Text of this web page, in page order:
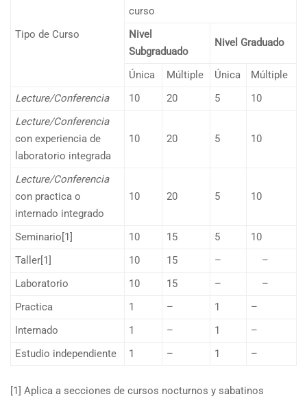
Tipo de Curso
curso
Nivel
Subgraduado
Nivel Graduado
Única Múltiple Única
Múltiple
Lecture/Conferencia
10 20 5
10
Lecture/Conferencia
con experiencia de
laboratorio integrada
10 20 5 10
Lecture/Conferencia
con practica o
internado integrado
10 20 5 10
Seminario[1] 10 15 5
10
Taller[1]
10 15 –
–
Laboratorio
10 15 –
–
Practica
1 – 1
–
Internado
1 – 1
–
Estudio independiente
1 – 1 –
[1] Aplica a secciones de cursos nocturnos y sabatinos